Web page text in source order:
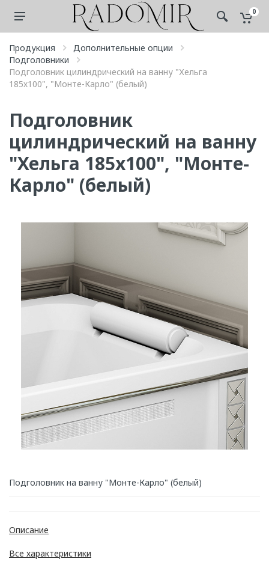
0
Продукция
Дополнительные опции
Подголовники
Подголовник цилиндрический на ванну "Хельга
185х100", "Монте-Карло" (белый)
Подголовник
цилиндрический на ванну
"Хельга 185х100", "Монте-
Карло" (белый)
Подголовник на ванну "Монте-Карло" (белый)
Описание
Все характеристики